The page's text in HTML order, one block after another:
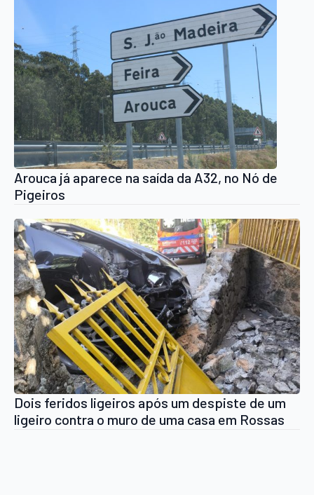
Arouca já aparece na saída da A32, no Nó de
Pigeiros
Dois feridos ligeiros após um despiste de um
ligeiro contra o muro de uma casa em Rossas